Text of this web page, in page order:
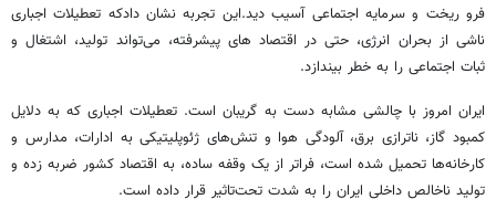
فرو ریخت و سرمایه اجتماعی آسیب دید.این تجربه نشان دادکه تعطیلات اجباری
ناشی از بحران انرژی، حتی در اقتصاد های پیشرفته، می‌تواند تولید، اشتغال و
ثبات اجتماعی را به خطر بیندازد.
ایران امروز با چالشی مشابه دست به گریبان است. تعطیلات اجباری که به دلایل
کمبود گاز، ناترازی برق، آلودگی هوا و تنش‌های ژئوپلیتیکی به ادارات، مدارس و
کارخانه‌ها تحمیل شده‌ است، فراتر از یک وقفه ساده، به اقتصاد کشور ضربه زده‌ و
تولید ناخالص داخلی ایران را به‌ شدت تحت‌تاثیر قرار داده‌ است.